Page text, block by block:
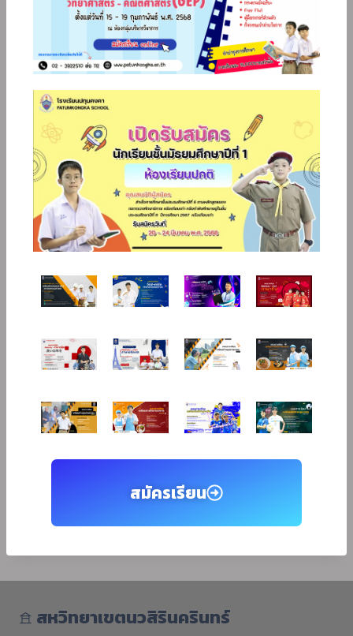
สมัครเรียน
𖠿 สหวิทยาเขตนวสิรินครินทร์